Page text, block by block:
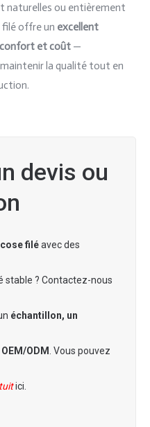
naturelles ou entièrement
filé offre un excellent
confort et coût —
la qualité tout en
devis ou
filéavec des
stable ? Contactez-nous
échantillon, un
ODM Vous pouvez
ici.